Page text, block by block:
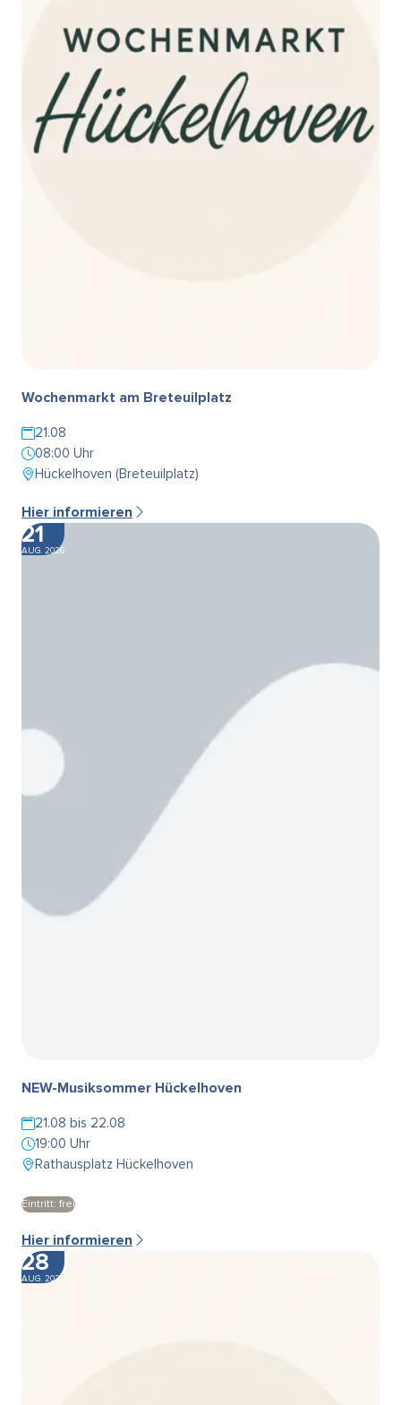
Wochenmarkt am Breteuilplatz
21.08
08:00 Uhr
Hückelhoven (Breteuilplatz)
Hier informieren
21
AUG. 2026
NEW-Musiksommer Hückelhoven
21.08 bis 22.08
19:00 Uhr
Rathausplatz Hückelhoven
Eintritt: frei
Hier informieren
28
AUG. 2026